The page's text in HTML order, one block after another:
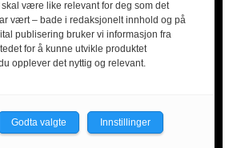
mangler
være like relevant for deg som det
vært – bade i redaksjonelt innhold og på
publisering bruker vi informasjon fra
for å kunne utvikle produktet
opplever det nyttig og relevant.
Godta valgte Innstillinger